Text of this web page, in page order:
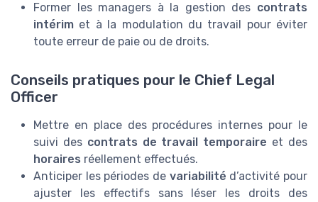
Former les managers à la gestion des contrats
intérim et à la modulation du travail pour éviter
toute erreur de paie ou de droits.
Conseils pratiques pour le Chief Legal
Officer
Mettre en place des procédures internes pour le
suivi des contrats de travail temporaire et des
horaires réellement effectués.
Anticiper les périodes de variabilité d’activité pour
ajuster les effectifs sans léser les droits des